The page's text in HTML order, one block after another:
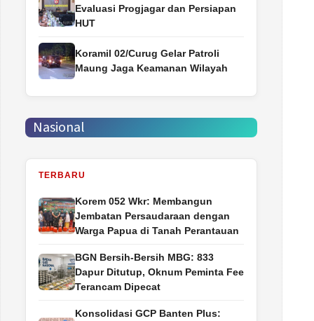
Evaluasi Progjagar dan Persiapan
HUT
Koramil 02/Curug Gelar Patroli
Maung Jaga Keamanan Wilayah
Nasional
TERBARU
Korem 052 Wkr: Membangun
Jembatan Persaudaraan dengan
Warga Papua di Tanah Perantauan
BGN Bersih-Bersih MBG: 833
Dapur Ditutup, Oknum Peminta Fee
Terancam Dipecat
Konsolidasi GCP Banten Plus: